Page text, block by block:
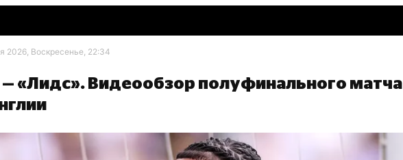
2026, Воскресенье, 22:34
— «Лидс». Видеообзор полуфинального матча